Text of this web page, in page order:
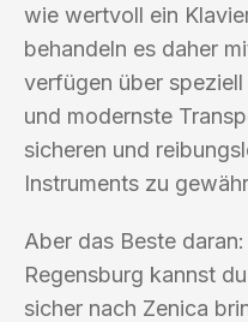
wie wertvoll ein
behandeln es daher
verfügen über
und modernste
sicheren und
Instruments zu
Aber das Beste
Regensburg kannst
sicher nach Zenica